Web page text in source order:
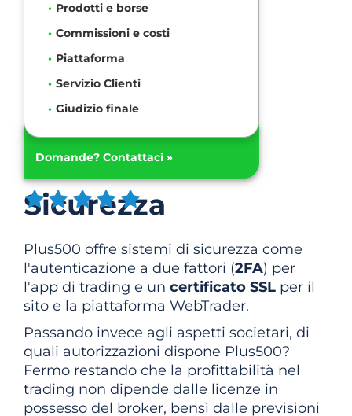
Prodotti e borse
Commissioni e costi
Piattaforma
Servizio Clienti
Giudizio finale
Domande? Contattaci »
Sicurezza
Plus500 offre sistemi di sicurezza come
l'autenticazione a due fattori (2FA) per
l'app di trading e un certificato SSL per il
sito e la piattaforma WebTrader.
Passando invece agli aspetti societari, di
quali autorizzazioni dispone Plus500?
Fermo restando che la profittabilità nel
trading non dipende dalle licenze in
possesso del broker, bensì dalle previsioni